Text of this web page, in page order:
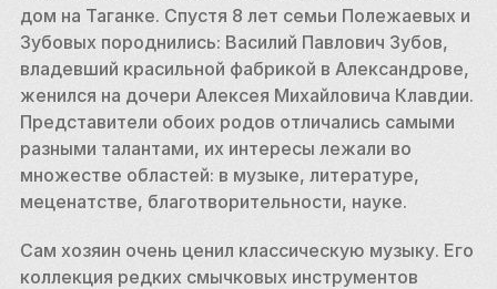
дом на Таганке. Спустя 8 лет семьи Полежаевых и
Зубовых породнились: Василий Павлович Зубов,
владевший красильной фабрикой в Александрове,
женился на дочери Алексея Михайловича Клавдии.
Представители обоих родов отличались самыми
разными талантами, их интересы лежали во
множестве областей: в музыке, литературе,
меценатстве, благотворительности, науке.
Сам хозяин очень ценил классическую музыку. Его
коллекция редких смычковых инструментов